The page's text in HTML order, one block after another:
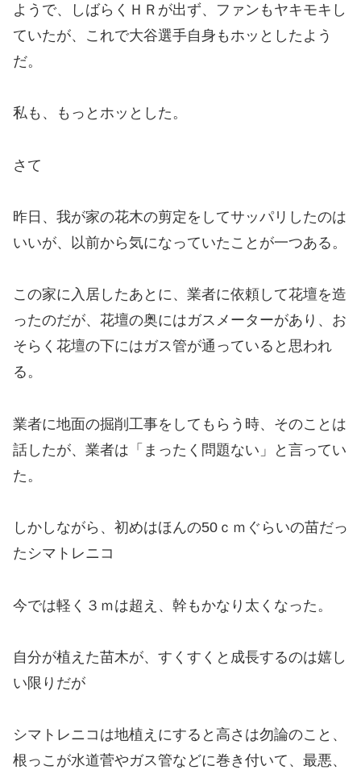
ようで、しばらくＨＲが出ず、ファンもヤキモキし
ていたが、これで大谷選手自身もホッとしたよう
だ。
私も、もっとホッとした。
さて
昨日、我が家の花木の剪定をしてサッパリしたのは
いいが、以前から気になっていたことが一つある。
この家に入居したあとに、業者に依頼して花壇を造
ったのだが、花壇の奥にはガスメーターがあり、お
そらく花壇の下にはガス管が通っていると思われ
る。
業者に地面の掘削工事をしてもらう時、そのことは
話したが、業者は「まったく問題ない」と言ってい
た。
しかしながら、初めはほんの50ｃｍぐらいの苗だっ
たシマトレニコ
今では軽く３ｍは超え、幹もかなり太くなった。
自分が植えた苗木が、すくすくと成長するのは嬉し
い限りだが
シマトレニコは地植えにすると高さは勿論のこと、
根っこが水道菅やガス管などに巻き付いて、最悪、